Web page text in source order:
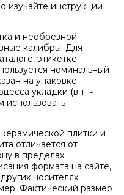
изучайте инструкции
и необрезной
калибры. Для
этикетке
номинальный
на упаковке
укладки (в т. ч.
использовать
плитки и
отличается от
в пределах
формата на сайте,
носителях
Фактический размер